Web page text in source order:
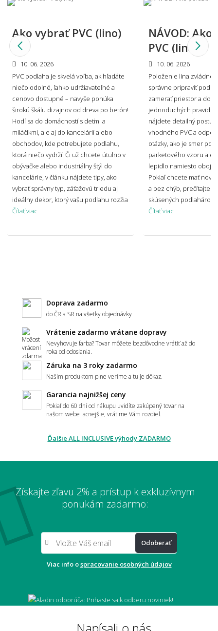
Môžem vidieť, ako by PVC podlaha vyzerala u
mňa doma?
Viete mi miestnosť namodelovať aj do iného
štýlu interiéru?
🎨 Materiál, dekor a povrch
Aké dekory PVC podlahy ponúkate?
záťažovej triedy?
Aká hrubá by mala PVC podlaha byť?
Môžem si nechať zaslať vzorku vopred?
mieru?
Ako vybrať PVC (lino)
10. 06. 2026
PVC podlaha je skvelá voľba, ak hľadáte
niečo odolné, ľahko udržiavateľné a
cenovo dostupné – navyše ponúka
širokú škálu dizajnov od dreva po betón!
Hodí sa do domácností s deťmi a
miláčikmi, ale aj do kancelárií alebo
obchodov, kde potrebujete podlahu,
ktorá niečo vydrží. Či už chcete útulno v
obývačke alebo industriálny štýl do
kancelárie, v článku nájdete tipy, ako
vybrať správny typ, záťažovú triedu aj
ideálny dekor, ktorý vašu podlahu rozžia
Čítať viac
NÁVOD: Ako
PVC (lino)
10. 06. 2026
Položenie lina zvládne
správne pripraviť
zamerať priestor a
jednoduchých
nájdete detailný
vhodného PVC a
otázky, ako je smer
parketového vzoru
lepidlo namiesto
Pokiaľ chcete mať
a bez chýb, prečítajte si
skúsených podlahárov!
Čítať viac
Doprava zadarmo
do ČR a SR na všetky objednávky
Vrátenie zadarmo vrátane dopravy
Nevyhovuje farba? Tovar môžete bezdôvodne vrátiť až do
roka od odoslania.
Záruka na 3 roky zadarmo
Našim produktom plne veríme a tu je dôkaz.
Garancia najnižšej ceny
Pokiaľ do 60 dní od nákupu uvidíte zakúpený tovar na
našom webe lacnejšie, vrátime Vám rozdiel.
Ďalšie ALL INCLUSIVE výhody ZADARMO
Získajte zľavu 2% a prístup k exkluzívnym
ponukám zadarmo:
Odoberať
Viac info ospracovanie osobných údajov